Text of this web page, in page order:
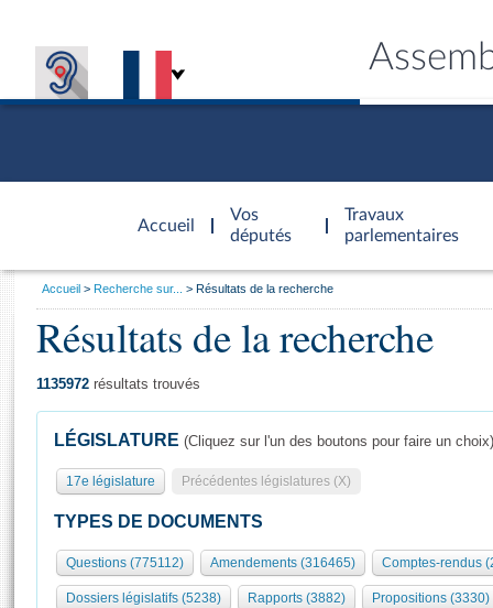
Accueil
d'accueil
Vos
députés
Travaux
parlementaires
Présidence
577 députés
Groupes politiques
Séance publique
Commissions et autres organes
Europe et International
Général
Rôle et pouvoirs de l'Assemblée
Organisation de l'Assemblée
Présidence Conférence des Présidents Bureau Collège des
Visiter l'Assemblée
Visite virtuelle du palais Bourbon
Assister à une séance
Vous
Accueil Recherche sur... Résultats de la recherche
Résultats de la recherche
1135972 résultats trouvés
LÉGISLATURE (Cliquez sur l'un des boutons pour faire un choix)
17e législature Précédentes législatures (X)
TYPES DE DOCUMENTS
Questions (775112) Amendements (316465) Comptes-rendus
Dossiers législatifs (5238) Rapports (3882) Propositions (3330)